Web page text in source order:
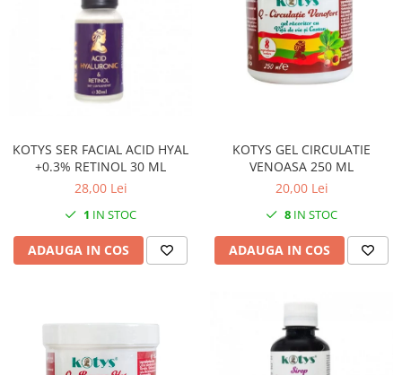
KOTYS SER FACIAL ACID HYAL
+0.3% RETINOL 30 ML
28,00 Lei
1 IN STOC
ADAUGA IN COS
KOTYS GEL CIRCULATIE
VENOASA 250 ML
20,00 Lei
8 IN STOC
ADAUGA IN COS